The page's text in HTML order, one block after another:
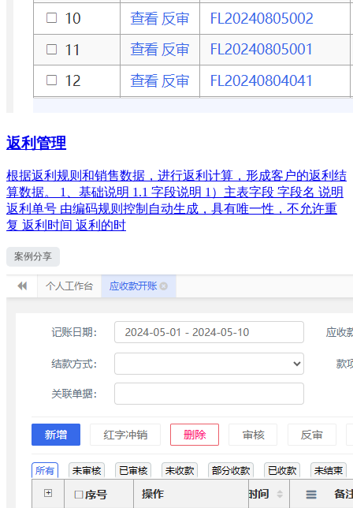
返利管理
根据返利规则和销售数据，进行返利计算，形成客户的返利结
算数据。 1、基础说明 1.1 字段说明 1）主表字段 字段名 说明
返利单号 由编码规则控制自动生成，具有唯一性，不允许重
复 返利时间 返利的时
案例分享